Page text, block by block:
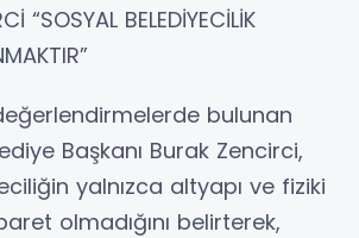
“SOSYAL BELEDİYECİLİK
bulunan
Başkanı Burak Zencirci,
yalnızca altyapı ve fiziki
olmadığını belirterek,